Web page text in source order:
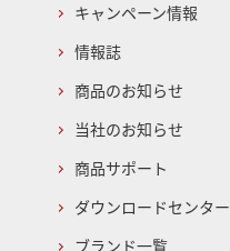
キャンペーン情報
情報誌
商品のお知らせ
当社のお知らせ
商品サポート
ダウンロードセンター
ブランド一覧